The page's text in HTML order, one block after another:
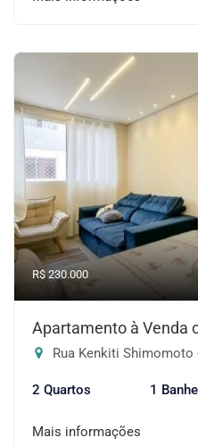
R$ 230.000
Apartamento à Venda
Rua Kenkiti Shimomoto -
2 Quartos 1
Mais informações